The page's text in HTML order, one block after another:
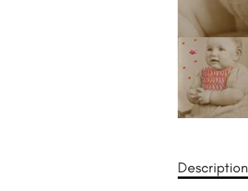
Description